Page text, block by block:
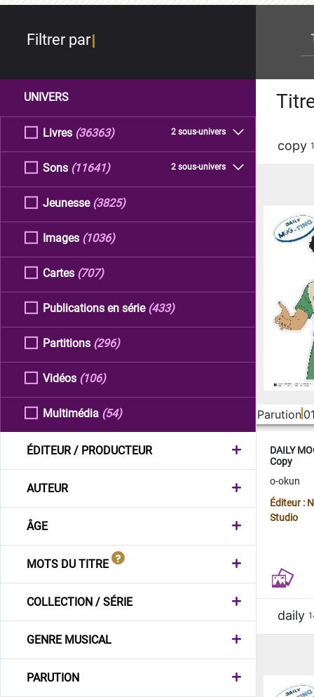
Filtrer par
UNIVERS
Livres 2 sous-univers
(36363)
Sons 2 sous-univers
(11641)
Jeunesse (3825)
Images (1036)
Cartes (707)
Publications en série (433)
Partitions (296)
Vidéos (106)
Multimédia (54)
ÉDITEUR / PRODUCTEUR
AUTEUR
ÂGE
MOTS DU TITRE
COLLECTION / SÉRIE
GENRE MUSICAL
PARUTION
copy
Parution
DAILY
Copy
o-okun
Éditeur :
Studio
daily